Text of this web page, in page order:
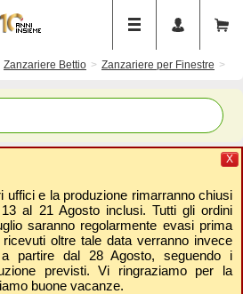
Zanzariere Bettio Zanzariere per Finestre
uffici e la produzione rimarranno chiusi
al 21 Agosto inclusi. Tutti gli ordini
saranno regolarmente evasi prima
oltre tale data verranno invece
partire dal 28 Agosto, seguendo i
previsti. Vi ringraziamo per la
buone vacanze.
X